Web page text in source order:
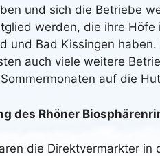
und sich die Betriebe
werden, die ihre
und Bad Kissingen
auch viele weitere
auf die
des Rhöner
die Direktvermarkter